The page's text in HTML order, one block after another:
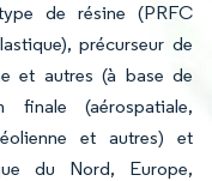
de résine (PRFC
précurseur de
et autres (à base de
finale (aérospatiale,
et autres) et
du Nord, Europe,